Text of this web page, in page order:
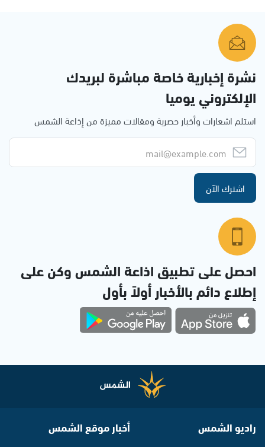
نشرة إخبارية خاصة مباشرة لبريدك
الإلكتروني يوميا
استلم اشعارات وأخبار حصرية ومقالات مميزة من إذاعة الشمس
اشترك الآن
احصل على تطبيق اذاعة الشمس وكن على
إطلاع دائم بالأخبار أولاً بأول
راديو الشمس أخبار موقع الشمس